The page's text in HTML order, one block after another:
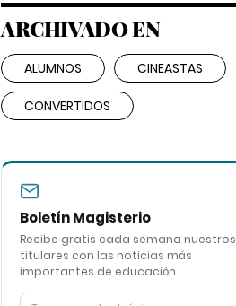
ARCHIVADO EN
ALUMNOS CINEASTAS
CONVERTIDOS
Boletín Magisterio
Recibe gratis cada semana nuestros
titulares con las noticias más
importantes de educación